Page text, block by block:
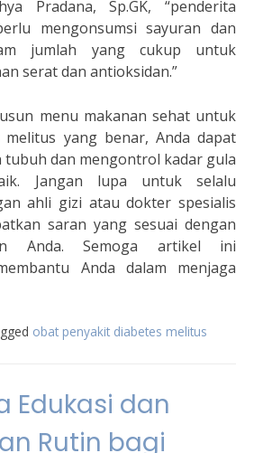
Pradana, Sp.GK, “penderita
mengonsumsi sayuran dan
jumlah yang cukup untuk
serat dan antioksidan.”
menu makanan sehat untuk
melitus yang benar, Anda dapat
tubuh dan mengontrol kadar gula
Jangan lupa untuk selalu
ahli gizi atau dokter spesialis
saran yang sesuai dengan
Anda. Semoga artikel ini
Anda dalam menjaga
obat penyakit diabetes melitus
Edukasi dan
Rutin bagi